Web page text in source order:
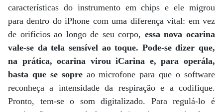
características do instrumento em chips e ele migrou
para dentro do iPhone com uma diferença vital: em vez
de orifícios ao longo de seu corpo, essa nova ocarina
vale-se da tela sensível ao toque. Pode-se dizer que,
na prática, ocarina virou iCarina e, para operála,
basta que se sopreao microfone para que o software
reconheça a intensidade da respiração e a codifique.
Pronto, tem-se o som digitalizado. Para regulá-lo é